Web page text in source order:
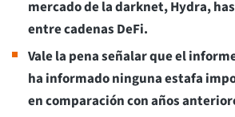
mercado de la darknet, Hydra,
entre cadenas DeFi.
Vale la pena señalar que el
ha informado ninguna estafa
en comparación con años